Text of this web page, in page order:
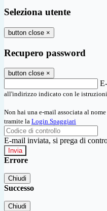
Seleziona utente
button close ×
Recupero password
button close ×
all'indirizzo indicato con le istruzioni
Non hai una e-mail associata al
tramite la Login Spaggiari
E-mail inviata, si prega di
Errore
Chiudi
Successo
Chiudi